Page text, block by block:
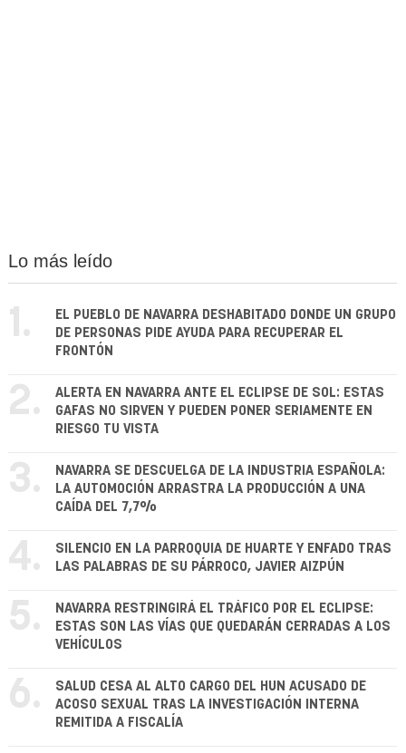
Lo más leído
1.
EL PUEBLO DE NAVARRA DESHABITADO DONDE UN GRUPO
DE PERSONAS PIDE AYUDA PARA RECUPERAR EL
FRONTÓN
2.
ALERTA EN NAVARRA ANTE EL ECLIPSE DE SOL: ESTAS
GAFAS NO SIRVEN Y PUEDEN PONER SERIAMENTE EN
RIESGO TU VISTA
3.
NAVARRA SE DESCUELGA DE LA INDUSTRIA ESPAÑOLA:
LA AUTOMOCIÓN ARRASTRA LA PRODUCCIÓN A UNA
CAÍDA DEL 7,7%
4.
SILENCIO EN LA PARROQUIA DE HUARTE Y ENFADO TRAS
LAS PALABRAS DE SU PÁRROCO, JAVIER AIZPÚN
5.
NAVARRA RESTRINGIRÁ EL TRÁFICO POR EL ECLIPSE:
ESTAS SON LAS VÍAS QUE QUEDARÁN CERRADAS A LOS
VEHÍCULOS
6.
SALUD CESA AL ALTO CARGO DEL HUN ACUSADO DE
ACOSO SEXUAL TRAS LA INVESTIGACIÓN INTERNA
REMITIDA A FISCALÍA